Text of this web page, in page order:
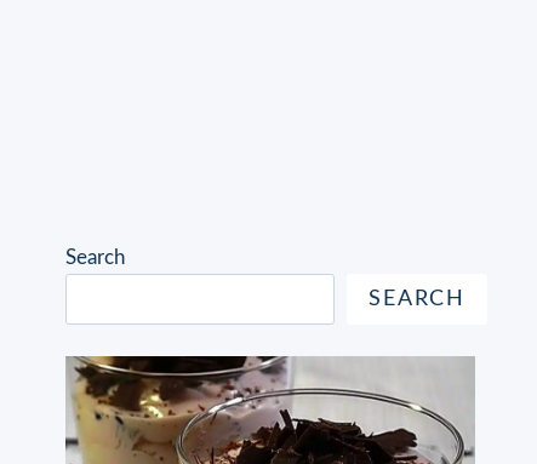
Search
SEARCH